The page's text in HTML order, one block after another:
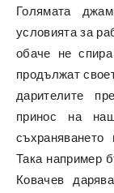
Голямата
условията за
обаче не
продължат
дарителите
принос на
Така например
Ковачев